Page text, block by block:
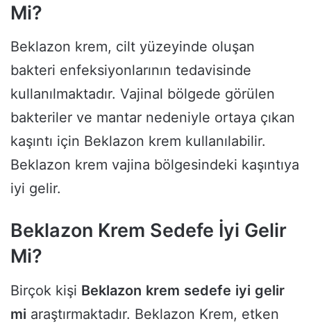
Mi?
Beklazon krem, cilt yüzeyinde oluşan
bakteri enfeksiyonlarının tedavisinde
kullanılmaktadır. Vajinal bölgede görülen
bakteriler ve mantar nedeniyle ortaya çıkan
kaşıntı için Beklazon krem kullanılabilir.
Beklazon krem vajina bölgesindeki kaşıntıya
iyi gelir.
Beklazon Krem Sedefe İyi Gelir
Mi?
Birçok kişi Beklazon krem sedefe iyi gelir
mi araştırmaktadır. Beklazon Krem, etken